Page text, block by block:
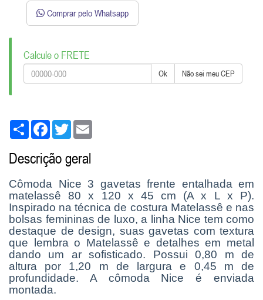
Comprar pelo Whatsapp
Calcule o FRETE
Ok Não sei meu CEP
Share FacebookTwitter
Descrição geral
Cômoda Nice 3 gavetas frente entalhada em
matelassê 80 x 120 x 45 cm (A x L x P).
Inspirado na técnica de costura Matelassê e nas
bolsas femininas de luxo, a linha Nice tem como
destaque de design, suas gavetas com textura
que lembra o Matelassê e detalhes em metal
dando um ar sofisticado. Possui 0,80 m de
altura por 1,20 m de largura e 0,45 m de
profundidade. A cômoda Nice é enviada
montada.